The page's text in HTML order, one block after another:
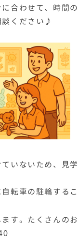
合わせて、時間
談ください♪
いないため、見
転車の駐輪する
す。たくさんの